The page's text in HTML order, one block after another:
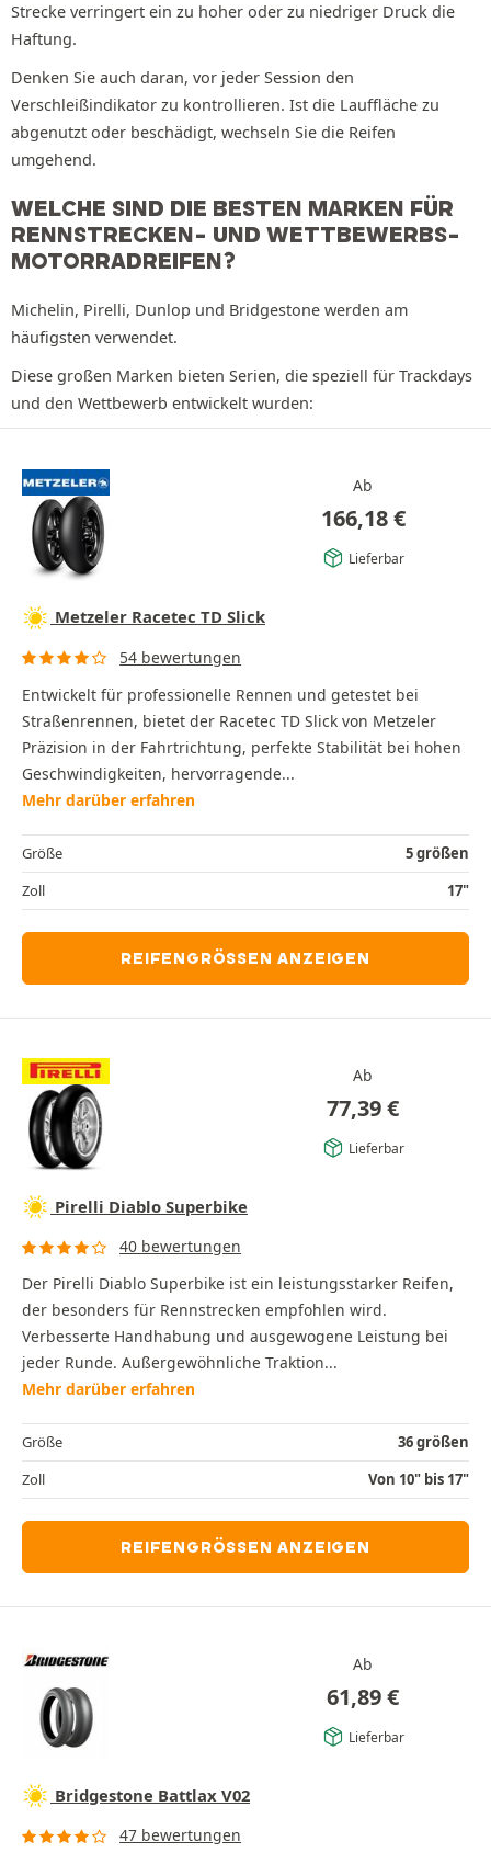
Strecke verringert ein zu hoher oder zu niedriger Druck die
Haftung.
Denken Sie auch daran, vor jeder Session den
Verschleißindikator zu kontrollieren. Ist die Lauffläche zu
abgenutzt oder beschädigt, wechseln Sie die Reifen
umgehend.
WELCHE SIND DIE BESTEN MARKEN FÜR
RENNSTRECKEN- UND WETTBEWERBS-
MOTORRADREIFEN?
Michelin, Pirelli, Dunlop und Bridgestone werden am
häufigsten verwendet.
Diese großen Marken bieten Serien, die speziell für Trackdays
und den Wettbewerb entwickelt wurden:
Ab
166,18 €
Lieferbar
Metzeler Racetec TD Slick
54 bewertungen
Entwickelt für professionelle Rennen und getestet bei
Straßenrennen, bietet der Racetec TD Slick von Metzeler
Präzision in der Fahrtrichtung, perfekte Stabilität bei hohen
Geschwindigkeiten, hervorragende...
Mehr darüber erfahren
Größe
5 größen
Zoll
17"
REIFENGRÖSSEN ANZEIGEN
Ab
77,39€
Lieferbar
Pirelli Diablo Superbike
40 bewertungen
Der Pirelli Diablo Superbike ist ein leistungsstarker Reifen,
der besonders für Rennstrecken empfohlen wird.
Verbesserte Handhabung und ausgewogene Leistung bei
jeder Runde. Außergewöhnliche Traktion...
Mehr darüber erfahren
Größe
36 größen
Zoll
Von 10" bis 17"
REIFENGRÖSSEN ANZEIGEN
Ab
61,89€
Lieferbar
Bridgestone Battlax V02
47 bewertungen